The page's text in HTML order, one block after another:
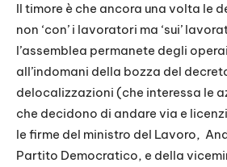
Il timore è che ancora una volta le
non ‘con’ i lavoratori ma ‘sui’
l’assemblea permanete degli
all’indomani della bozza del
delocalizzazioni (che interessa le
che decidono di andare via e
le firme del ministro del Lavoro,
Partito Democratico, e della